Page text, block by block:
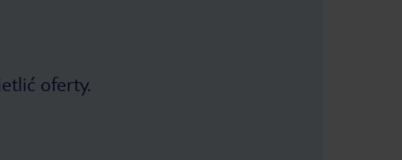
oferty.